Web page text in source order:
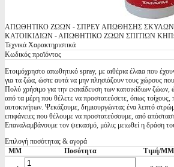
ΑΠΩΘΗΤΙΚΟ ΖΩΩΝ - ΣΠΡΕΥ ΑΠΩΘΗΣΗΣ ΣΚΥΛΩΝ
ΚΑΤΟΙΚΙΔΙΩΝ - ΑΠΩΘΗΤΙΚΟ ΖΩΩΝ ΣΠΙΤΙΩΝ
Τεχνικά Χαρακτηριστικά
Κωδικός προϊόντος
Ετοιμόχρηστο απωθητικό spray, με αιθέρια έλαια που
για τα ζώα, ώστε αυτά να μην πλησιάζουν τους χώρους
Πολύ χρήσιμο για την εκπαίδευση των κατοικίδιων ζώων,
από τα μέρη που θέλετε να προστατεύσετε, όπως τοίχους,
αυτοκινήτων. Ψεκάζουμε, δημιουργώντας ένα λεπτό
επιφάνειες που θέλουμε να προστατεύσουμε, από
Επαναλαμβάνουμε τον ψεκασμό, μόλις μειωθεί η δράση
Επιλογή ποσότητας & αγορά
ΜΜ
Ποσότητα Τιμή/ΜΜ